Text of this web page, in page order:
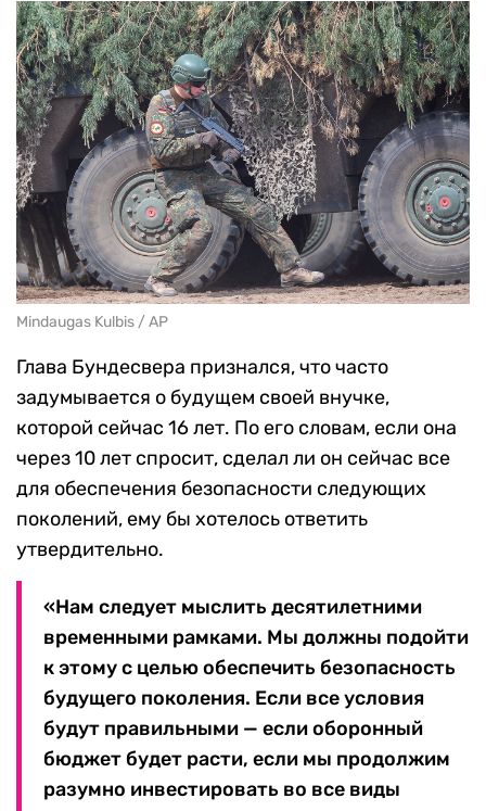
Mindaugas Kulbis / AP
Глава Бундесвера признался, что часто
задумывается о будущем своей внучке,
которой сейчас 16 лет. По его словам, если она
через 10 лет спросит, сделал ли он сейчас все
для обеспечения безопасности следующих
поколений, ему бы хотелось ответить
утвердительно.
«Нам следует мыслить десятилетними
временными рамками. Мы должны подойти
к этому с целью обеспечить безопасность
будущего поколения. Если все условия
будут правильными — если оборонный
бюджет будет расти, если мы продолжим
разумно инвестировать во все виды